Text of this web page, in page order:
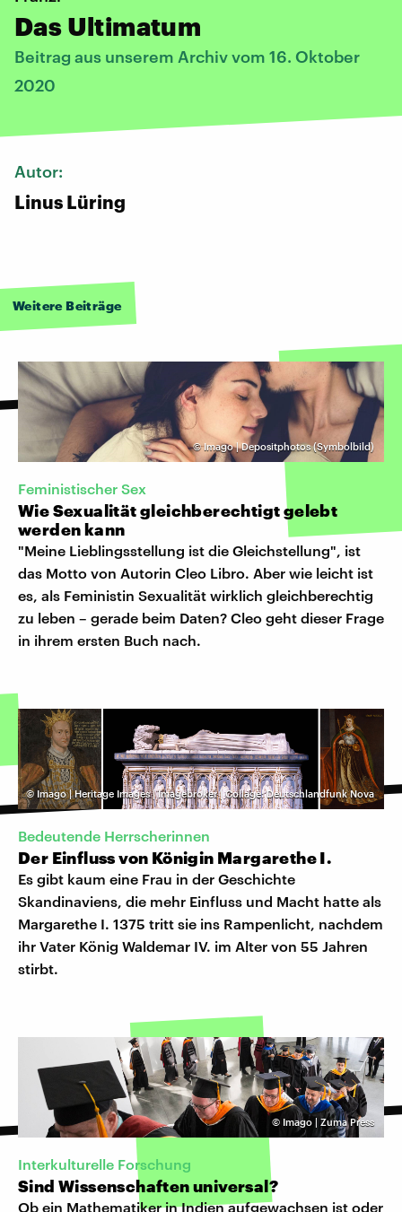
Das Ultimatum
Beitrag aus unserem Archiv vom 16. Oktober
2020
Autor:
Linus Lüring
Weitere Beiträge
©Imago | Depositphotos (Symbolbild)
Feministischer Sex
Wie Sexualität gleichberechtigt gelebt
werden kann
"Meine Lieblingsstellung ist die Gleichstellung", ist
das Motto von Autorin Cleo Libro. Aber wie leicht ist
es, als Feministin Sexualität wirklich gleichberechtig
zu leben – gerade beim Daten? Cleo geht dieser Frage
in ihrem ersten Buch nach.
© Imago | Heritage Images | Imagebroker | Collage: Deutschlandfunk Nova
Bedeutende Herrscherinnen
Der Einfluss von Königin Margarethe I.
Es gibt kaum eine Frau in der Geschichte
Skandinaviens, die mehr Einfluss und Macht hatte als
Margarethe I. 1375 tritt sie ins Rampenlicht, nachdem
ihr Vater König Waldemar IV. im Alter von 55 Jahren
stirbt.
© Imago | Zuma Press
Interkulturelle Forschung
Sind Wissenschaften universal?
Ob ein Mathematiker in Indien aufgewachsen ist oder